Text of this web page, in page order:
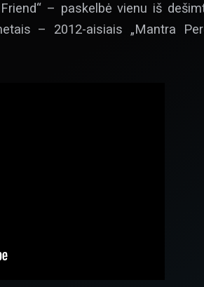
– paskelbė vienu iš
– 2012-aisiais „Mantra